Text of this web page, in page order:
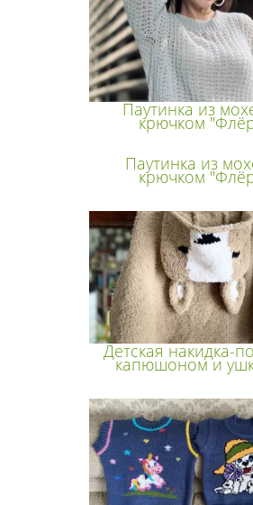
Паутинка из
крючком
Паутинка из
крючком
Детская накидка-
капюшоном и